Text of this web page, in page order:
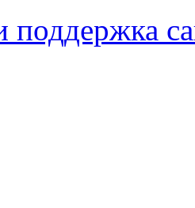
поддержка